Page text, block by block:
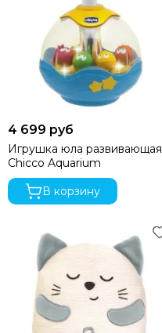
4 699 руб
Игрушка юла развивающая
Chicco Aquarium
В корзину